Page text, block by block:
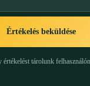
Értékelés beküldése
értékelést tárolunk